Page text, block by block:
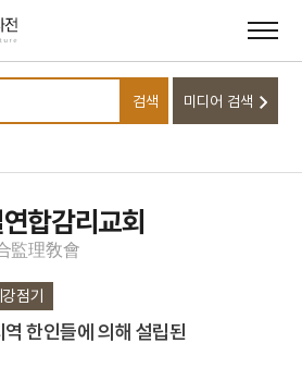
검색어를 입력하세요
검색 미디어 검색
전 후불탱화
합감리교회
監理敎會
점기
한인들에 의해 설립된